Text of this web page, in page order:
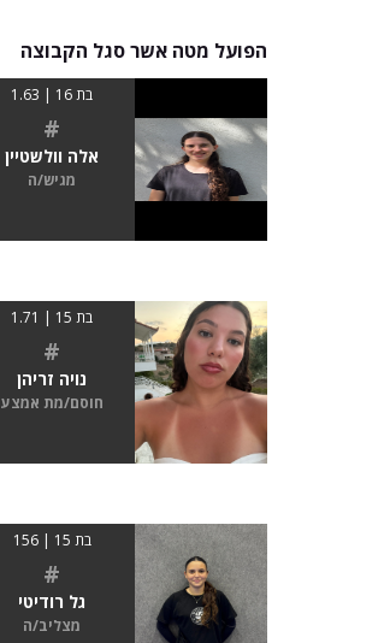
הפועל מטה אשר סגל הקבוצה
בת 16 | 1.63
#
אלה וולשטיין
מגיש/ה
בת 15 | 1.71
#
נויה זריהן
חוסם/מת אמצע
בת 15 | 156
#
גל רודיטי
מצליב/ה